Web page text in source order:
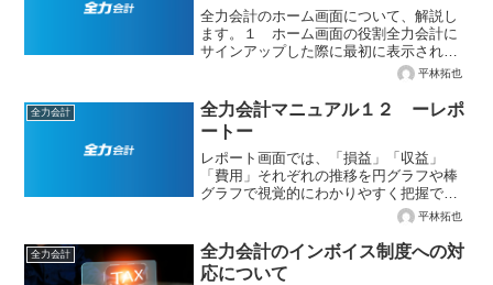
全力会計のホーム画面について、解説し
ます。１ ホーム画面の役割全力会計に
サインアップした際に最初に表示される
画面です。全力会計に関するお知らせ等
用になるには、画面左のメニューバーよ
り項目を選択してください...
平林拓也
全力会計
全力会計マニュアル１２ ーレポ
ートー
レポート画面では、「損益」「収益」
「費用」それぞれの推移を円グラフや棒
グラフで視覚的にわかりやすく把握でき
ます。１ 各レポート画面の説明「損
益」「収益」「費用」それぞれのレポー
トの特徴は次のとおりです。1-1 損益レ
ポート全力会計メニュー「...
平林拓也
全力会計
全力会計のインボイス制度への対
応について